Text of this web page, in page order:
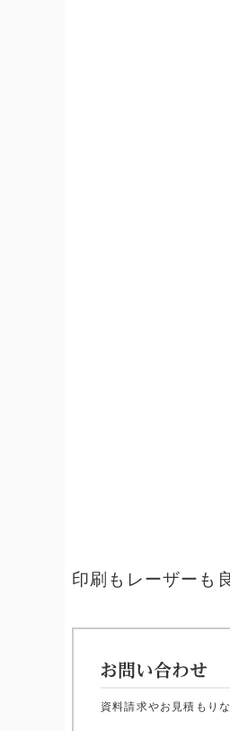
印刷もレーザーも
資料請求やお見積もり